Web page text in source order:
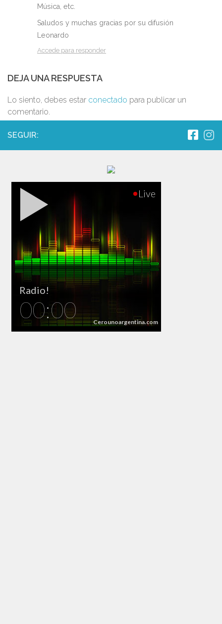
Música, etc.
Saludos y muchas gracias por su difusión
Leonardo
Accede para responder
DEJA UNA RESPUESTA
Lo siento, debes estar conectado para publicar un
comentario.
SEGUIR: